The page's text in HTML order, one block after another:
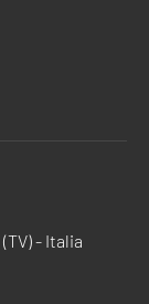
- Italia